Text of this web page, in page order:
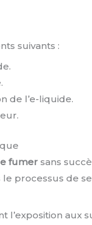
suivants :
de l’e-liquide.
fumer sans
processus de
aux